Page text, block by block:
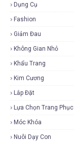
Dụng Cụ
Fashion
Giảm Đau
Không Gian Nhỏ
Khẩu Trang
Kim Cương
Lắp Đặt
Lựa Chọn Trang Phục
Móc Khóa
Nuôi Dạy Con